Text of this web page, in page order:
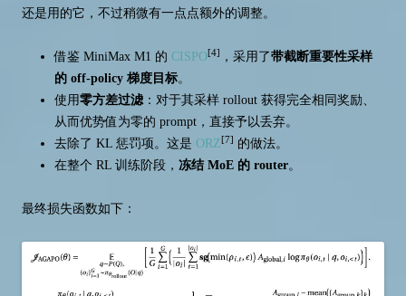
还是用的它，不过稍微有一点点额外的调整。
借鉴 MiniMax M1 的 CISPO[4] ，采用了带截断重要性采样
的 off-policy 梯度目标。
使用零方差过滤：对于其采样 rollout 获得完全相同奖励、
从而优势值为零的 prompt，直接予以丢弃。
去除了 KL 惩罚项。这是 ORZ[7]
的做法。
在整个 RL 训练阶段， 冻结 MoE 的 router。
最终损失函数如下：